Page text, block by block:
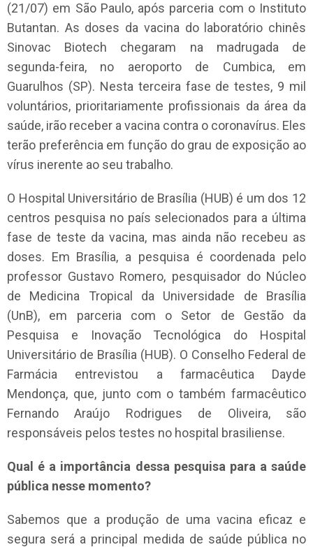
(21/07) em São Paulo, após parceria com o Instituto
Butantan. As doses da vacina do laboratório chinês
Sinovac Biotech chegaram na madrugada de
segunda-feira, no aeroporto de Cumbica, em
Guarulhos (SP). Nesta terceira fase de testes, 9 mil
voluntários, prioritariamente profissionais da área da
saúde, irão receber a vacina contra o coronavírus. Eles
terão preferência em função do grau de exposição ao
vírus inerente ao seu trabalho.
O Hospital Universitário de Brasília (HUB) é um dos 12
centros pesquisa no país selecionados para a última
fase de teste da vacina, mas ainda não recebeu as
doses. Em Brasília, a pesquisa é coordenada pelo
professor Gustavo Romero, pesquisador do Núcleo
de Medicina Tropical da Universidade de Brasília
(UnB), em parceria com o Setor de Gestão da
Pesquisa e Inovação Tecnológica do Hospital
Universitário de Brasília (HUB). O Conselho Federal de
Farmácia entrevistou a farmacêutica Dayde
Mendonça, que, junto com o também farmacêutico
Fernando Araújo Rodrigues de Oliveira, são
responsáveis pelos testes no hospital brasiliense.
Qual é a importância dessa pesquisa para a saúde
pública nesse momento?
Sabemos que a produção de uma vacina eficaz e
segura será a principal medida de saúde pública no